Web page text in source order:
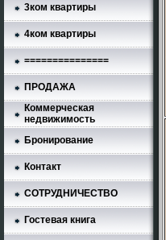
3ком квартиры
4ком квартиры
===============
ПРОДАЖА
Коммерческая
недвижимость
Бронирование
Контакт
СОТРУДНИЧЕСТВО
Гостевая книга